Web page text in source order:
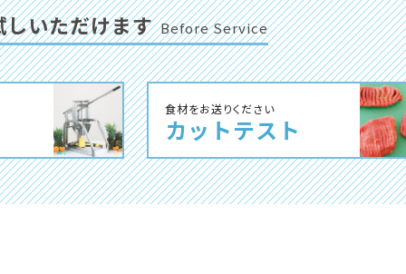
いただけます Before Service
⾷材をお送りください
カットテスト